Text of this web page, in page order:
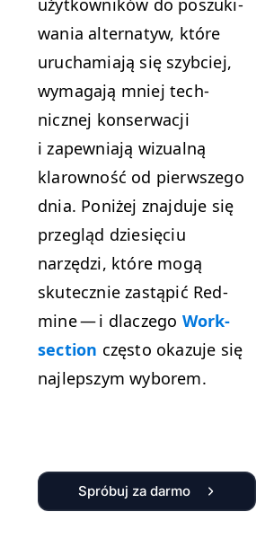
użytkown­ików do poszuki­
wa­nia alter­natyw, które
uruchami­a­ją się szy­b­ciej,
wyma­ga­ją mniej tech­
nicznej kon­serwacji
i zapew­ni­a­ją wiz­ual­ną
klarowność od pier­wszego
dnia. Poniżej zna­j­du­je się
przegląd dziesię­ciu
narzędzi, które mogą
skutecznie zastąpić Red­
mine — i dlaczego Work­
sec­tion częs­to okazu­je się
najlep­szym wyborem.
Spróbuj za darmo